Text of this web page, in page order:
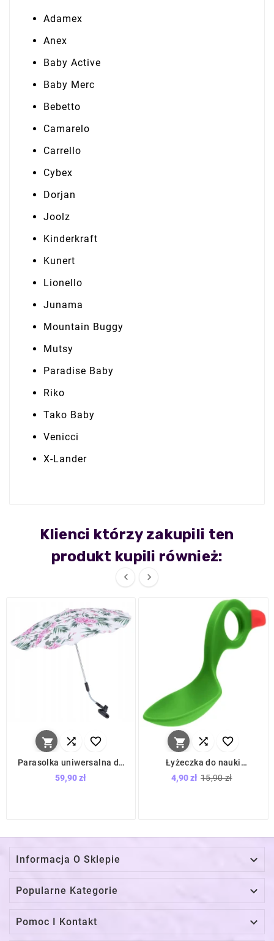
Adamex
Anex
Baby Active
Baby Merc
Bebetto
Camarelo
Carrello
Cybex
Dorjan
Joolz
Kinderkraft
Kunert
Lionello
Junama
Mountain Buggy
Mutsy
Paradise Baby
Riko
Tako Baby
Venicci
X-Lander
Klienci którzy zakupili ten
produkt kupili również:
 
  
Parasolka uniwersalna do
/ Camicco
59,90 zł
  
Łyżeczka do nauki
Amazonka / I Can Spoon
4,90 zł 15,90 zł
Informacja O Sklepie 
Popularne Kategorie 
Pomoc I Kontakt 